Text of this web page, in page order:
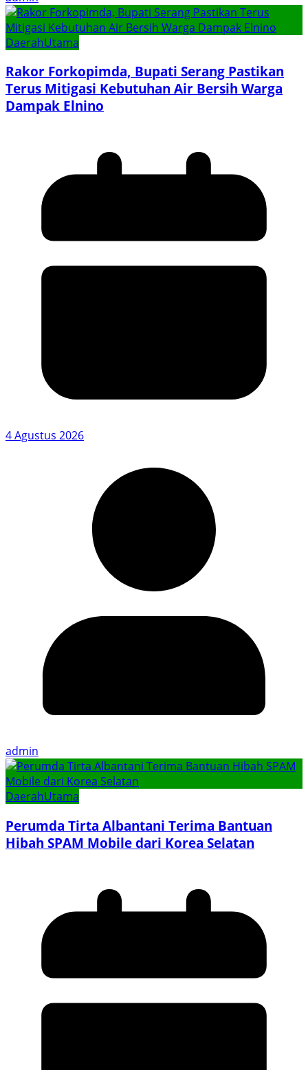
DaerahUtama
Rakor Forkopimda, Bupati Serang Pastikan
Terus Mitigasi Kebutuhan Air Bersih Warga
Dampak Elnino
4 Agustus 2026
admin
DaerahUtama
Perumda Tirta Albantani Terima Bantuan
Hibah SPAM Mobile dari Korea Selatan